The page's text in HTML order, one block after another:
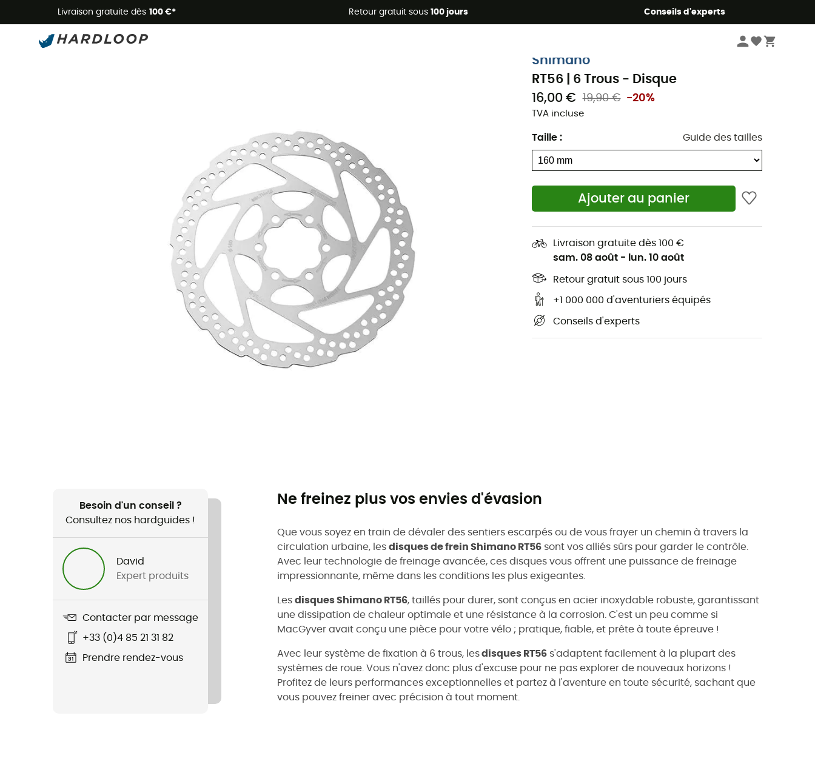
Livraison gratuite dès 100 €* Retour gratuit sous 100 jours Conseils d'experts
Promos d'été 🔥 -5 % EXTRA dès 2 produits* code Summer5
Shimano
RT56 | 6 Trous - Disque
16,00 €
19,90 € -20%
TVA incluse
Taille : Guide des tailles
Ajouter au panier
Livraison gratuite dès 100 €
sam. 08 août - lun. 10 août
Retour gratuit sous 100 jours
+1 000 000 d'aventuriers équipés
Conseils d'experts
Besoin d'un conseil ?
Consultez nos hardguides !
David
Expert produits
Contacter par message
+33 (0)4 85 21 31 82
Prendre rendez-vous
Ne freinez plus vos envies d'évasion
Que vous soyez en train de dévaler des sentiers escarpés ou de vous frayer un chemin à travers la
circulation urbaine, les disques de frein Shimano RT56 sont vos alliés sûrs pour garder le contrôle.
Avec leur technologie de freinage avancée, ces disques vous offrent une puissance de freinage
impressionnante, même dans les conditions les plus exigeantes.
Les disques Shimano RT56, taillés pour durer, sont conçus en acier inoxydable robuste, garantissant
une dissipation de chaleur optimale et une résistance à la corrosion. C'est un peu comme si
MacGyver avait conçu une pièce pour votre vélo ; pratique, fiable, et prête à toute épreuve !
Avec leur système de fixation à 6 trous, lesdisques RT56 s'adaptent facilement à la plupart des
systèmes de roue. Vous n'avez donc plus d'excuse pour ne pas explorer de nouveaux horizons !
Profitez de leurs performances exceptionnelles et partez à l'aventure en toute sécurité, sachant que
vous pouvez freiner avec précision à tout moment.